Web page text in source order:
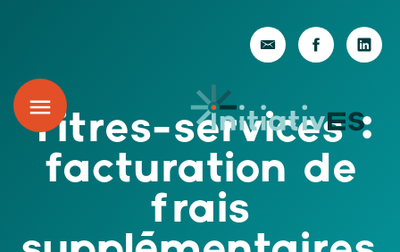
Titres-services :
facturation de
frais